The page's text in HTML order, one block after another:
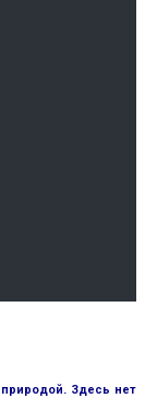
Здесь нет